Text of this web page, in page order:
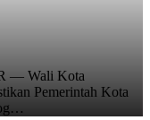
— Wali Kota
Pemerintah Kota